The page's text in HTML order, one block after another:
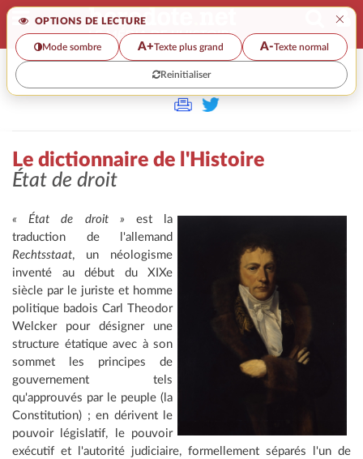
OPTIONS DE LECTURE ×
Mode sombre A+Texte plus grand A-Texte normal
Reinitialiser
>>
Le dictionnaire de l'Histoire
État de droit
« État de droit » est la
traduction de l'allemand
Rechtsstaat, un néologisme
inventé au début du XIXe
siècle par le juriste et homme
politique badois Carl Theodor
Welcker pour désigner une
structure étatique avec à son
sommet les principes de
gouvernement tels
qu'approuvés par le peuple (la
Constitution) ; en dérivent le
pouvoir législatif, le pouvoir
exécutif et l'autorité judiciaire, formellement séparés l'un de